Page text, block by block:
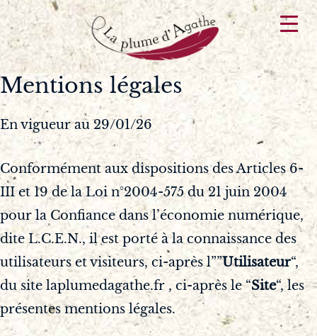
Aller
au
contenu
Mentions légales
En vigueur au 29/01/26
Conformément aux dispositions des Articles 6-
III et 19 de la Loi n°2004-575 du 21 juin 2004
pour la Confiance dans l’économie numérique,
dite L.C.E.N., il est porté à la connaissance des
utilisateurs et visiteurs, ci-après l””Utilisateur“,
du site laplumedagathe.fr , ci-après le “Site“, les
présentes mentions légales.